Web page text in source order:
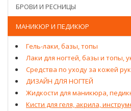
БРОВИ И РЕСНИЦЫ
МАНИКЮР И ПЕДИКЮР
Гель-лаки, базы, топы
Лаки для ногтей, базы и топы,
Средства по уходу за кожей
ДИЗАЙН ДЛЯ НОГТЕЙ
Жидкости для маникюра,
Кисти для геля, акрила,